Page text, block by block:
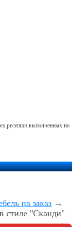
ресепшн выполненных по
на заказ →
стиле "Сканди"